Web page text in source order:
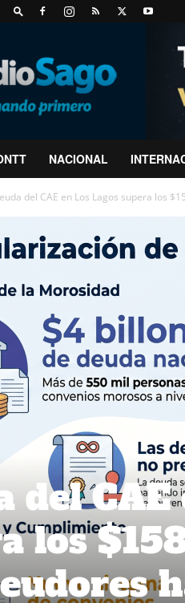
NACIONAL
del CAE en Los Lagos supera los
del
los